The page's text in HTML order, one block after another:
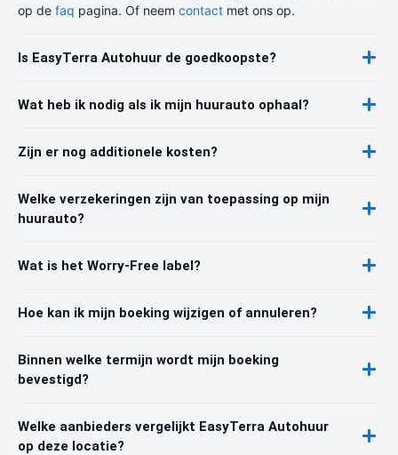
op de faq pagina. Of neem contact met ons op.
Is EasyTerra Autohuur de goedkoopste?
Wat heb ik nodig als ik mijn huurauto ophaal?
Zijn er nog additionele kosten?
Welke verzekeringen zijn van toepassing op mijn
huurauto?
Wat is het Worry-Free label?
Hoe kan ik mijn boeking wijzigen of annuleren?
Binnen welke termijn wordt mijn boeking
bevestigd?
Welke aanbieders vergelijkt EasyTerra Autohuur
op deze locatie?